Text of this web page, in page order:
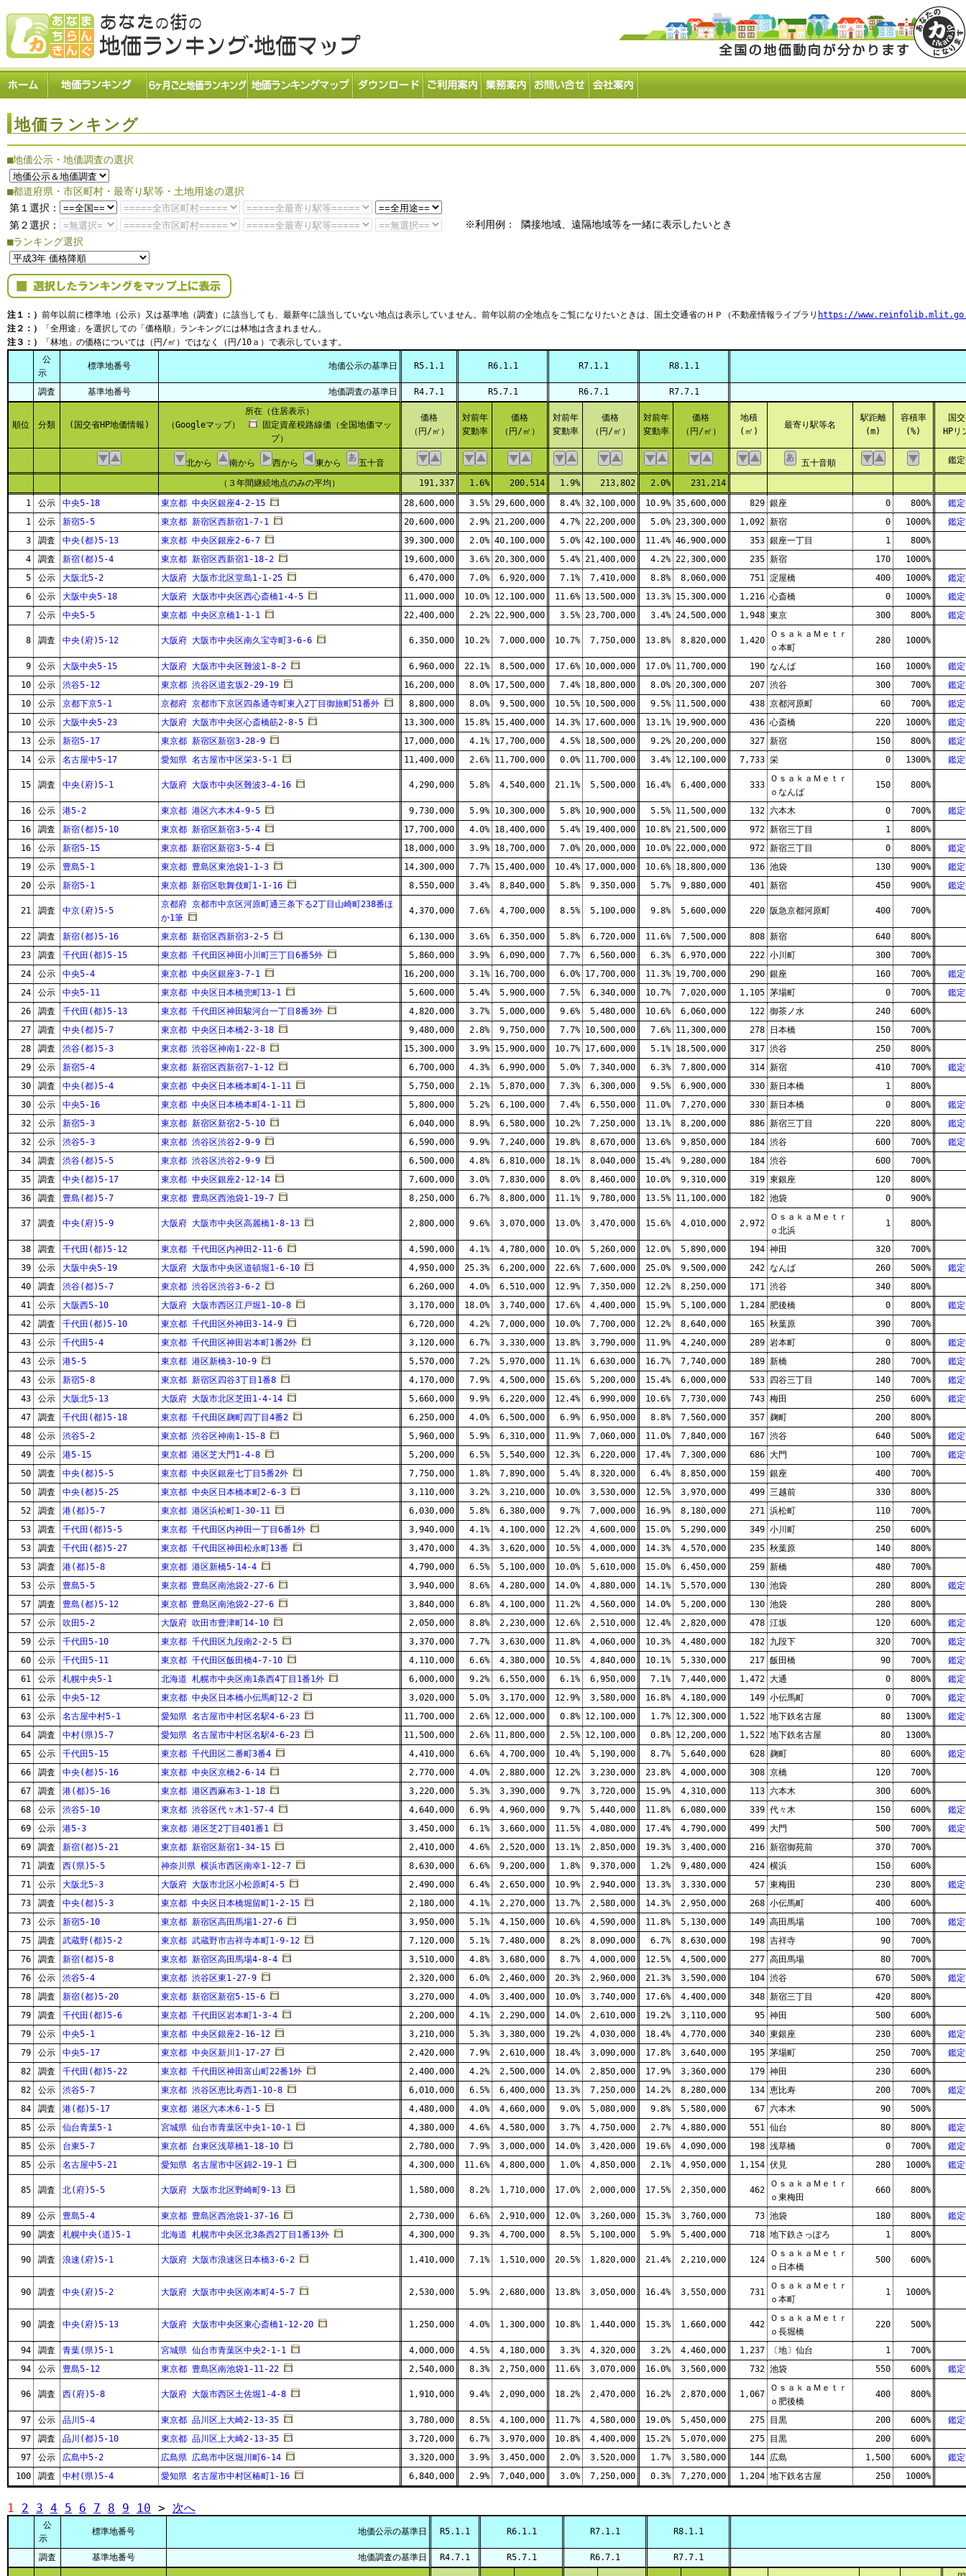
地価ランキング
■地価公示・地価調査の選択
■都道府県・市区町村・最寄り駅等・土地用途の選択
第１選択：
第２選択：
※利用例： 隣接地域、遠隔地域等を一緒に表示したいとき
■ランキング選択
注１：） 前年以前に標準地（公示）又は基準地（調査）に該当しても、最新年に該当していない地点は表示していません。前年以前の全地点をご覧になりたいときは、国土交通省のＨＰ（不動産情報ライブラリ https://
注２：）
「全用途」を選択しての「価格順」ランキングには林地は含まれません。
注３：）
「林地」の価格については（円/㎡）ではなく（円/10ａ）で表示しています。
公
示
標準地番号 地価公示の基準日 R5.1.1 R6.1.1 R7.1.1 R8.1.1
調査 基準地番号 地価調査の基準日 R4.7.1 R5.7.1 R6.7.1 R7.7.1
順位 分類 (国交省HP地価情報)
所在（住居表示）
（Googleマップ）
固定資産税路線価（全国地価マッ
プ）
価格
（円/㎡）
対前年
変動率
価格
（円/㎡）
対前年
変動率
価格
（円/㎡）
対前年
変動率
価格
（円/㎡）
地積
(㎡)
最寄り駅等名
駅距離
(m)
容積率
(%)
国
HPリ
北から 南から 西から 東から 五十音 五十音順 鑑
（３年間継続地点のみの平均） 191,337 1.6% 200,514 1.9% 213,802 2.0%
231,214
1
公示 中央5-18 東京都 中央区銀座4-2-15 28,600,000 3.5% 29,600,000 8.4% 32,100,000 10.9% 35,600,000 829 銀座 0 800%
鑑
1
公示 新宿5-5 東京都 新宿区西新宿1-7-1 20,600,000 2.9% 21,200,000 4.7% 22,200,000 5.0% 23,300,000 1,092 新宿 0 1000%
鑑
3
調査 中央(都)5-13 東京都 中央区銀座2-6-7 39,300,000 2.0% 40,100,000 5.0% 42,100,000 11.4% 46,900,000 353 銀座一丁目 1
800%
4
調査 新宿(都)5-4 東京都 新宿区西新宿1-18-2 19,600,000 3.6% 20,300,000 5.4% 21,400,000 4.2% 22,300,000 235 新宿 170
1000%
5
公示 大阪北5-2 大阪府 大阪市北区堂島1-1-25 6,470,000 7.0% 6,920,000 7.1% 7,410,000 8.8% 8,060,000 751 淀屋橋 400 1000%
鑑
6
公示 大阪中央5-18 大阪府 大阪市中央区西心斎橋1-4-5 11,000,000 10.0% 12,100,000 11.6% 13,500,000 13.3% 15,300,000 1,216 心斎橋 0 1000%
鑑
7
公示 中央5-5 東京都 中央区京橋1-1-1 22,400,000 2.2% 22,900,000 3.5% 23,700,000 3.4% 24,500,000 1,948 東京 300 800% 鑑
8 調査 中央(府)5-12 大阪府 大阪市中央区南久宝寺町3-6-6 6,350,000 10.2% 7,000,000 10.7% 7,750,000 13.8% 8,820,000 1,420
ＯｓａｋａＭｅｔｒ
ｏ本町
280 1000%
9 公示 大阪中央5-15 大阪府 大阪市中央区難波1-8-2 6,960,000 22.1% 8,500,000 17.6% 10,000,000 17.0% 11,700,000 190 なんば 160 1000%
鑑
10
公示 渋谷5-12 東京都 渋谷区道玄坂2-29-19 16,200,000 8.0% 17,500,000 7.4% 18,800,000 8.0% 20,300,000 207 渋谷 300 700%
鑑
10
公示 京都下京5-1 京都府 京都市下京区四条通寺町東入2丁目御旅町51番外 8,800,000 8.0% 9,500,000 10.5% 10,500,000 9.5% 11,500,000 438 京都河原町 60 700%
鑑
10
公示 大阪中央5-23 大阪府 大阪市中央区心斎橋筋2-8-5 13,300,000 15.8% 15,400,000 14.3% 17,600,000 13.1% 19,900,000 436 心斎橋 220 1000%
鑑
13
公示 新宿5-17 東京都 新宿区新宿3-28-9 17,000,000 4.1% 17,700,000 4.5% 18,500,000 9.2% 20,200,000 327 新宿 150 800%
鑑
14
公示 名古屋中5-17 愛知県 名古屋市中区栄3-5-1 11,400,000 2.6% 11,700,000 0.0% 11,700,000 3.4% 12,100,000 7,733 栄 0 1300% 鑑
15 調査 中央(府)5-1 大阪府 大阪市中央区難波3-4-16 4,290,000 5.8% 4,540,000 21.1% 5,500,000 16.4% 6,400,000 333
ＯｓａｋａＭｅｔｒ
ｏなんば
150 800%
16 公示 港5-2 東京都 港区六本木4-9-5 9,730,000 5.9% 10,300,000 5.8% 10,900,000 5.5% 11,500,000 132 六本木 0 700%
鑑
16
調査 新宿(都)5-10 東京都 新宿区新宿3-5-4 17,700,000 4.0% 18,400,000 5.4% 19,400,000 10.8% 21,500,000 972 新宿三丁目 1
800%
16
公示 新宿5-15 東京都 新宿区新宿3-5-4 18,000,000 3.9% 18,700,000 7.0% 20,000,000 10.0% 22,000,000 972 新宿三丁目 0 800%
鑑
19
公示 豊島5-1 東京都 豊島区東池袋1-1-3 14,300,000 7.7% 15,400,000 10.4% 17,000,000 10.6% 18,800,000 136 池袋 130 900%
鑑
20
公示 新宿5-1 東京都 新宿区歌舞伎町1-1-16 8,550,000 3.4% 8,840,000 5.8% 9,350,000 5.7% 9,880,000 401 新宿 450 900% 鑑
21 調査 中京(府)5-5
京都府 京都市中京区河原町通三条下る2丁目山崎町238番ほ
か1筆
4,370,000 7.6% 4,700,000 8.5% 5,100,000 9.8% 5,600,000 220 阪急京都河原町 400 700%
22 調査 新宿(都)5-16 東京都 新宿区西新宿3-2-5 6,130,000 3.6% 6,350,000 5.8% 6,720,000 11.6% 7,500,000 808 新宿 640
800%
23
調査 千代田(都)5-15 東京都 千代田区神田小川町三丁目6番5外 5,860,000 3.9% 6,090,000 7.7% 6,560,000 6.3% 6,970,000 222 小川町 300
700%
24
公示 中央5-4 東京都 中央区銀座3-7-1 16,200,000 3.1% 16,700,000 6.0% 17,700,000 11.3% 19,700,000 290 銀座 160 700%
鑑
24
公示 中央5-11 東京都 中央区日本橋兜町13-1 5,600,000 5.4% 5,900,000 7.5% 6,340,000 10.7% 7,020,000 1,105 茅場町 0 700%
鑑
26
調査 千代田(都)5-13 東京都 千代田区神田駿河台一丁目8番3外 4,820,000 3.7% 5,000,000 9.6% 5,480,000 10.6% 6,060,000 122 御茶ノ水 240
600%
27
調査 中央(都)5-7 東京都 中央区日本橋2-3-18 9,480,000 2.8% 9,750,000 7.7% 10,500,000 7.6% 11,300,000 278 日本橋 150
700%
28
調査 渋谷(都)5-3 東京都 渋谷区神南1-22-8 15,300,000 3.9% 15,900,000 10.7% 17,600,000 5.1% 18,500,000 317 渋谷 250
800%
29
公示 新宿5-4 東京都 新宿区西新宿7-1-12 6,700,000 4.3% 6,990,000 5.0% 7,340,000 6.3% 7,800,000 314 新宿 410 700%
鑑
30
調査 中央(都)5-4 東京都 中央区日本橋本町4-1-11 5,750,000 2.1% 5,870,000 7.3% 6,300,000 9.5% 6,900,000 330 新日本橋 1
800%
30
公示 中央5-16 東京都 中央区日本橋本町4-1-11 5,800,000 5.2% 6,100,000 7.4% 6,550,000 11.0% 7,270,000 330 新日本橋 0 800%
鑑
32
公示 新宿5-3 東京都 新宿区新宿2-5-10 6,040,000 8.9% 6,580,000 10.2% 7,250,000 13.1% 8,200,000 886 新宿三丁目 220 800%
鑑
32
公示 渋谷5-3 東京都 渋谷区渋谷2-9-9 6,590,000 9.9% 7,240,000 19.8% 8,670,000 13.6% 9,850,000 184 渋谷 600 700%
鑑
34
調査 渋谷(都)5-5 東京都 渋谷区渋谷2-9-9 6,500,000 4.8% 6,810,000 18.1% 8,040,000 15.4% 9,280,000 184 渋谷 600
700%
35
調査 中央(都)5-17 東京都 中央区銀座2-12-14 7,600,000 3.0% 7,830,000 8.0% 8,460,000 10.0% 9,310,000 319 東銀座 120
800%
36
調査 豊島(都)5-7 東京都 豊島区西池袋1-19-7 8,250,000 6.7% 8,800,000 11.1% 9,780,000 13.5% 11,100,000 182 池袋 0 900%
37 調査 中央(府)5-9 大阪府 大阪市中央区高麗橋1-8-13 2,800,000 9.6% 3,070,000 13.0% 3,470,000 15.6% 4,010,000 2,972
ＯｓａｋａＭｅｔｒ
ｏ北浜
1 800%
38 調査 千代田(都)5-12 東京都 千代田区内神田2-11-6 4,590,000 4.1% 4,780,000 10.0% 5,260,000 12.0% 5,890,000 194 神田 320
700%
39
公示 大阪中央5-19 大阪府 大阪市中央区道頓堀1-6-10 4,950,000 25.3% 6,200,000 22.6% 7,600,000 25.0% 9,500,000 242 なんば 260 500%
鑑
40
調査 渋谷(都)5-7 東京都 渋谷区渋谷3-6-2 6,260,000 4.0% 6,510,000 12.9% 7,350,000 12.2% 8,250,000 171 渋谷 340
800%
41
公示 大阪西5-10 大阪府 大阪市西区江戸堀1-10-8 3,170,000 18.0% 3,740,000 17.6% 4,400,000 15.9% 5,100,000 1,284 肥後橋 0 800%
鑑
42
調査 千代田(都)5-10 東京都 千代田区外神田3-14-9 6,720,000 4.2% 7,000,000 10.0% 7,700,000 12.2% 8,640,000 165 秋葉原 390
700%
43
公示 千代田5-4 東京都 千代田区神田岩本町1番2外 3,120,000 6.7% 3,330,000 13.8% 3,790,000 11.9% 4,240,000 289 岩本町 0 800%
鑑
43
公示 港5-5 東京都 港区新橋3-10-9 5,570,000 7.2% 5,970,000 11.1% 6,630,000 16.7% 7,740,000 189 新橋 280 700%
鑑
43
公示 新宿5-8 東京都 新宿区四谷3丁目1番8 4,170,000 7.9% 4,500,000 15.6% 5,200,000 15.4% 6,000,000 533 四谷三丁目 140 700%
鑑
43
公示 大阪北5-13 大阪府 大阪市北区芝田1-4-14 5,660,000 9.9% 6,220,000 12.4% 6,990,000 10.6% 7,730,000 743 梅田 250 600%
鑑
47
調査 千代田(都)5-18 東京都 千代田区麹町四丁目4番2 6,250,000 4.0% 6,500,000 6.9% 6,950,000 8.8% 7,560,000 357 麹町 200
800%
48
公示 渋谷5-2 東京都 渋谷区神南1-15-8 5,960,000 5.9% 6,310,000 11.9% 7,060,000 11.0% 7,840,000 167 渋谷 640 500%
鑑
49
公示 港5-15 東京都 港区芝大門1-4-8 5,200,000 6.5% 5,540,000 12.3% 6,220,000 17.4% 7,300,000 686 大門 100 700%
鑑
50
調査 中央(都)5-5 東京都 中央区銀座七丁目5番2外 7,750,000 1.8% 7,890,000 5.4% 8,320,000 6.4% 8,850,000 159 銀座 400
700%
50
調査 中央(都)5-25 東京都 中央区日本橋本町2-6-3 3,110,000 3.2% 3,210,000 10.0% 3,530,000 12.5% 3,970,000 499 三越前 330
800%
52
調査 港(都)5-7 東京都 港区浜松町1-30-11 6,030,000 5.8% 6,380,000 9.7% 7,000,000 16.9% 8,180,000 271 浜松町 110
700%
53
調査 千代田(都)5-5 東京都 千代田区内神田一丁目6番1外 3,940,000 4.1% 4,100,000 12.2% 4,600,000 15.0% 5,290,000 349 小川町 250
600%
53
調査 千代田(都)5-27 東京都 千代田区神田松永町13番 3,470,000 4.3% 3,620,000 10.5% 4,000,000 14.3% 4,570,000 235 秋葉原 140
800%
53
調査 港(都)5-8 東京都 港区新橋5-14-4 4,790,000 6.5% 5,100,000 10.0% 5,610,000 15.0% 6,450,000 259 新橋 480
700%
53
公示 豊島5-5 東京都 豊島区南池袋2-27-6 3,940,000 8.6% 4,280,000 14.0% 4,880,000 14.1% 5,570,000 130 池袋 280 800%
鑑
57
調査 豊島(都)5-12 東京都 豊島区南池袋2-27-6 3,840,000 6.8% 4,100,000 11.2% 4,560,000 14.0% 5,200,000 130 池袋 280
800%
57
公示 吹田5-2 大阪府 吹田市豊津町14-10 2,050,000 8.8% 2,230,000 12.6% 2,510,000 12.4% 2,820,000 478 江坂 120 600%
鑑
59
公示 千代田5-10 東京都 千代田区九段南2-2-5 3,370,000 7.7% 3,630,000 11.8% 4,060,000 10.3% 4,480,000 182 九段下 320 700%
鑑
60
公示 千代田5-11 東京都 千代田区飯田橋4-7-10 4,110,000 6.6% 4,380,000 10.5% 4,840,000 10.1% 5,330,000 217 飯田橋 90 700%
鑑
61
公示 札幌中央5-1 北海道 札幌市中央区南1条西4丁目1番1外 6,000,000 9.2% 6,550,000 6.1% 6,950,000 7.1% 7,440,000 1,472 大通 0 800%
鑑
61
公示 中央5-12 東京都 中央区日本橋小伝馬町12-2 3,020,000 5.0% 3,170,000 12.9% 3,580,000 16.8% 4,180,000 149 小伝馬町 0 700%
鑑
63
公示 名古屋中村5-1 愛知県 名古屋市中村区名駅4-6-23 11,700,000 2.6% 12,000,000 0.8% 12,100,000 1.7% 12,300,000 1,522 地下鉄名古屋 80 1300%
鑑
64
調査 中村(県)5-7 愛知県 名古屋市中村区名駅4-6-23 11,500,000 2.6% 11,800,000 2.5% 12,100,000 0.8% 12,200,000 1,522 地下鉄名古屋 80
1300%
65
公示 千代田5-15 東京都 千代田区二番町3番4 4,410,000 6.6% 4,700,000 10.4% 5,190,000 8.7% 5,640,000 628 麹町 80 600%
鑑
66
調査 中央(都)5-16 東京都 中央区京橋2-6-14 2,770,000 4.0% 2,880,000 12.2% 3,230,000 23.8% 4,000,000 308 京橋 120
700%
67
調査 港(都)5-16 東京都 港区西麻布3-1-18 3,220,000 5.3% 3,390,000 9.7% 3,720,000 15.9% 4,310,000 113 六本木 300
600%
68
公示 渋谷5-10 東京都 渋谷区代々木1-57-4 4,640,000 6.9% 4,960,000 9.7% 5,440,000 11.8% 6,080,000 339 代々木 150 600%
鑑
69
公示 港5-3 東京都 港区芝2丁目401番1 3,450,000 6.1% 3,660,000 11.5% 4,080,000 17.4% 4,790,000 499 大門 500 700%
鑑
69
調査 新宿(都)5-21 東京都 新宿区新宿1-34-15 2,410,000 4.6% 2,520,000 13.1% 2,850,000 19.3% 3,400,000 216 新宿御苑前 370
700%
71
調査 西(県)5-5 神奈川県 横浜市西区南幸1-12-7 8,630,000 6.6% 9,200,000 1.8% 9,370,000 1.2% 9,480,000 424 横浜 150
600%
71
公示 大阪北5-3 大阪府 大阪市北区小松原町4-5 2,490,000 6.4% 2,650,000 10.9% 2,940,000 13.3% 3,330,000 57 東梅田 230 800%
鑑
73
調査 中央(都)5-3 東京都 中央区日本橋堀留町1-2-15 2,180,000 4.1% 2,270,000 13.7% 2,580,000 14.3% 2,950,000 268 小伝馬町 400
600%
73
公示 新宿5-10 東京都 新宿区高田馬場1-27-6 3,950,000 5.1% 4,150,000 10.6% 4,590,000 11.8% 5,130,000 149 高田馬場 100 700%
鑑
75
調査 武蔵野(都)5-2 東京都 武蔵野市吉祥寺本町1-9-12 7,120,000 5.1% 7,480,000 8.2% 8,090,000 6.7% 8,630,000 198 吉祥寺 90
700%
76
調査 新宿(都)5-8 東京都 新宿区高田馬場4-8-4 3,510,000 4.8% 3,680,000 8.7% 4,000,000 12.5% 4,500,000 277 高田馬場 80
700%
76
公示 渋谷5-4 東京都 渋谷区東1-27-9 2,320,000 6.0% 2,460,000 20.3% 2,960,000 21.3% 3,590,000 104 渋谷 670 500%
鑑
78
調査 新宿(都)5-20 東京都 新宿区新宿5-15-6 3,270,000 4.0% 3,400,000 10.0% 3,740,000 17.6% 4,400,000 348 新宿三丁目 420
800%
79
調査 千代田(都)5-6 東京都 千代田区岩本町1-3-4 2,200,000 4.1% 2,290,000 14.0% 2,610,000 19.2% 3,110,000 95 神田 500
600%
79
公示 中央5-1 東京都 中央区銀座2-16-12 3,210,000 5.3% 3,380,000 19.2% 4,030,000 18.4% 4,770,000 340 東銀座 230 600%
鑑
79
公示 中央5-17 東京都 中央区新川1-17-27 2,420,000 7.9% 2,610,000 18.4% 3,090,000 17.8% 3,640,000 195 茅場町 250 700%
鑑
82
調査 千代田(都)5-22 東京都 千代田区神田富山町22番1外 2,400,000 4.2% 2,500,000 14.0% 2,850,000 17.9% 3,360,000 179 神田 230
600%
82
公示 渋谷5-7 東京都 渋谷区恵比寿西1-10-8 6,010,000 6.5% 6,400,000 13.3% 7,250,000 14.2% 8,280,000 134 恵比寿 200 700%
鑑
84
調査 港(都)5-17 東京都 港区六本木6-1-5 4,480,000 4.0% 4,660,000 9.0% 5,080,000 9.8% 5,580,000 67 六本木 90
500%
85
公示 仙台青葉5-1 宮城県 仙台市青葉区中央1-10-1 4,380,000 4.6% 4,580,000 3.7% 4,750,000 2.7% 4,880,000 551 仙台 80 800%
鑑
85
公示 台東5-7 東京都 台東区浅草橋1-18-10 2,780,000 7.9% 3,000,000 14.0% 3,420,000 19.6% 4,090,000 198 浅草橋 0 700%
鑑
85
公示 名古屋中5-21 愛知県 名古屋市中区錦2-19-1 4,300,000 11.6% 4,800,000 1.0% 4,850,000 2.1% 4,950,000 1,154 伏見 280 1000% 鑑
85 調査 北(府)5-5 大阪府 大阪市北区野崎町9-13 1,580,000 8.2% 1,710,000 17.0% 2,000,000 17.5% 2,350,000 462
ＯｓａｋａＭｅｔｒ
ｏ東梅田
660 800%
89 公示 豊島5-4 東京都 豊島区西池袋1-37-16 2,730,000 6.6% 2,910,000 12.0% 3,260,000 15.3% 3,760,000 73 池袋 180 800%
鑑
90
調査 札幌中央(道)5-1 北海道 札幌市中央区北3条西2丁目1番13外 4,300,000 9.3% 4,700,000 8.5% 5,100,000 5.9% 5,400,000 718 地下鉄さっぽろ 1 800%
90 調査 浪速(府)5-1 大阪府 大阪市浪速区日本橋3-6-2 1,410,000 7.1% 1,510,000 20.5% 1,820,000 21.4% 2,210,000 124
ＯｓａｋａＭｅｔｒ
ｏ日本橋
500 600%
90 調査 中央(府)5-2 大阪府 大阪市中央区南本町4-5-7 2,530,000 5.9% 2,680,000 13.8% 3,050,000 16.4% 3,550,000 731
ＯｓａｋａＭｅｔｒ
ｏ本町
1 1000%
90 調査 中央(府)5-13 大阪府 大阪市中央区東心斎橋1-12-20 1,250,000 4.0% 1,300,000 10.8% 1,440,000 15.3% 1,660,000 442
ＯｓａｋａＭｅｔｒ
ｏ長堀橋
220 500%
94 調査 青葉(県)5-1 宮城県 仙台市青葉区中央2-1-1 4,000,000 4.5% 4,180,000 3.3% 4,320,000 3.2% 4,460,000 1,237 〔地〕仙台 1
700%
94
公示 豊島5-12 東京都 豊島区南池袋1-11-22 2,540,000 8.3% 2,750,000 11.6% 3,070,000 16.0% 3,560,000 732 池袋 550 600% 鑑
96 調査 西(府)5-8 大阪府 大阪市西区土佐堀1-4-8 1,910,000 9.4% 2,090,000 18.2% 2,470,000 16.2% 2,870,000 1,067
ＯｓａｋａＭｅｔｒ
ｏ肥後橋
400 800%
97 公示 品川5-4 東京都 品川区上大崎2-13-35 3,780,000 8.5% 4,100,000 11.7% 4,580,000 19.0% 5,450,000 275 目黒 200 600%
鑑
97
調査 品川(都)5-10 東京都 品川区上大崎2-13-35 3,720,000 6.7% 3,970,000 10.8% 4,400,000 15.2% 5,070,000 275 目黒 200
600%
97
公示 広島中5-2 広島県 広島市中区堀川町6-14 3,320,000 3.9% 3,450,000 2.0% 3,520,000 1.7% 3,580,000 144 広島 1,500 600%
鑑
100
調査 中村(県)5-4 愛知県 名古屋市中村区椿町1-16 6,840,000 2.9% 7,040,000 3.0% 7,250,000 0.3% 7,270,000 1,204 地下鉄名古屋 250 1000%
1 2 3 4 5 6 7 8 9 10 > 次へ
公
示
標準地番号 地価公示の基準日 R5.1.1 R6.1.1 R7.1.1 R8.1.1
調査 基準地番号 地価調査の基準日 R4.7.1 R5.7.1 R6.7.1
R7.7.1